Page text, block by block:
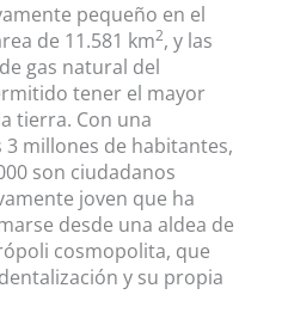
pequeño en el
de 11.581 km2, y las
gas natural del
tener el mayor
tierra. Con una
millones de habitantes,
son ciudadanos
joven que ha
desde una aldea de
cosmopolita, que
y su propia